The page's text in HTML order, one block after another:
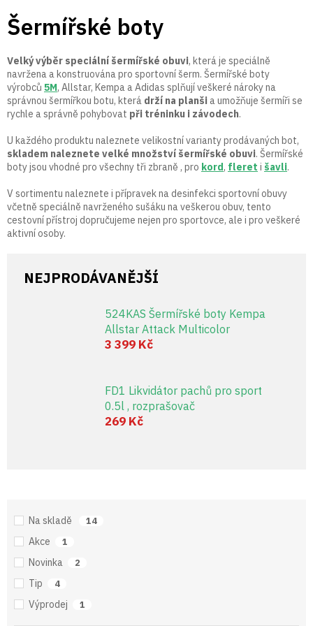
na
obsah
Šermířské boty
Velký výběr speciální šermířské obuvi, která je speciálně
navržena a konstruována pro sportovní šerm. Šermířské boty
výrobců 5M, Allstar, Kempa a Adidas splňují veškeré nároky na
správnou šermířkou botu, která drží na planšia umožňuje šermíři se
rychle a správně pohybovat při tréninku i závodech.
U každého produktu naleznete velikostní varianty prodávaných bot,
skladem naleznete velké množství šermířské obuvi. Šermířské
boty jsou vhodné pro všechny tři zbraně , pro kord, fleret i šavli.
V sortimentu naleznete i přípravek na desinfekci sportovní obuvy
včetně speciálně navrženého sušáku na veškerou obuv, tento
cestovní přístroj dopručujeme nejen pro sportovce, ale i pro veškeré
aktivní osoby.
NEJPRODÁVANĚJŠÍ
524KAS Šermířské boty Kempa
Allstar Attack Multicolor
3 399 Kč
FD1 Likvidátor pachů pro sport
0.5l , rozprašovač
269 Kč
Na skladě 14
Akce 1
Novinka 2
Tip 4
Výprodej 1